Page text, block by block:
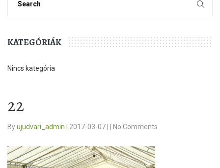
KATEGÓRIÁK
Nincs kategória
22
Byujudvari_admin 2017-03-07 No Comments